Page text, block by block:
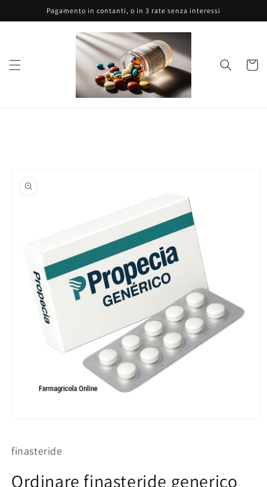
direttamente
ai contenuti
Pagamento in contanti, o in 3 rate senza interessi
Carrello
informazioni
sul prodotto
1
modale
finasteride
Ordinare finasteride generico